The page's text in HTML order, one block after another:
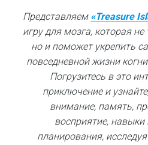
Представляем «Treasure
игру для мозга, которая не
но и поможет укрепить
повседневной жизни
Погрузитесь в это
приключение и
внимание, память,
восприятие,
планирования,